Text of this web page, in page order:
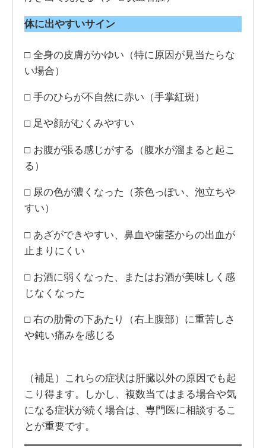
体に出やすいサイン
□ 全身の皮膚がかゆい（特に原因が見当たらな
い場合）
□ 手のひらが不自然に赤い（手掌紅斑）
□ 足や顔がむくみやすい
□ お腹が張る感じがする（腹水が溜まると起こ
る）
□ 尿の色が濃くなった（茶色っぽい、泡立ちや
すい）
□ あざができやすい、鼻血や歯茎からの出血が
止まりにくい
□ お酒に弱くなった、またはお酒が美味しく感
じなくなった
□ 右の肋骨の下あたり（右上腹部）に重苦しさ
や鈍い痛みを感じる
（補足）これらの症状は肝臓以外の原因でも起
こり得ます。しかし、複数当てはまる場合や気
になる症状が続く場合は、専門医に相談するこ
とが重要です。